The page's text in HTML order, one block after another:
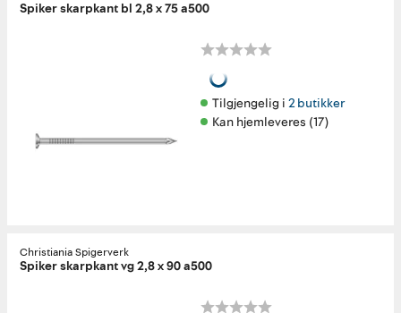
Spiker skarpkant bl 2,8 x 75 a500
Tilgjengelig i 2 butikker
Kan hjemleveres (17)
Christiania Spigerverk
Spiker skarpkant vg 2,8 x 90 a500